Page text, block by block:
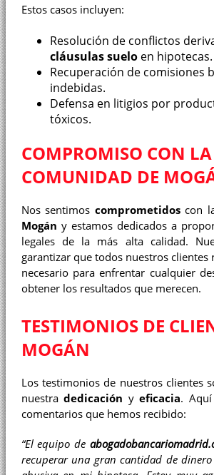
Estos casos incluyen:
Resolución de conflictos
cláusulas sueloen hipotecas.
Recuperación de comisiones
indebidas.
Defensa en litigios por
tóxicos.
COMPROMISO CON LA
COMUNIDAD DE
Nos sentimos comprometidoscon
Mogán y estamos dedicados a
legales de la más alta calidad.
garantizar que todos nuestros clientes
necesario para enfrentar cualquier
obtener los resultados que merecen.
TESTIMONIOS DE
MOGÁN
Los testimonios de nuestros clientes
nuestradedicación yeficacia.
comentarios que hemos recibido:
“El equipo de
recuperar una gran cantidad de